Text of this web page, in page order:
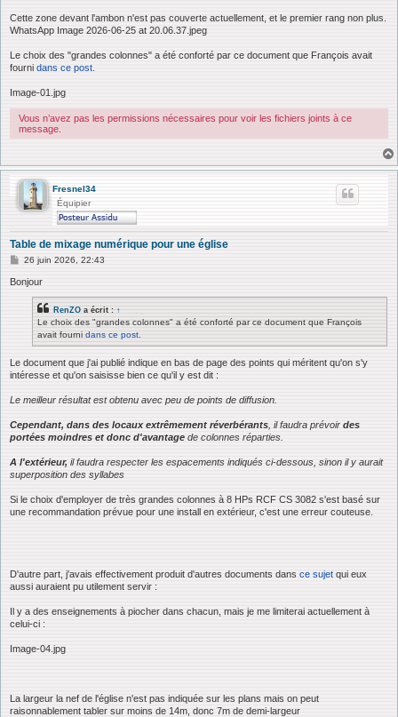
Cette zone devant l'ambon n'est pas couverte actuellement, et le premier rang non plus.
WhatsApp Image 2026-06-25 at 20.06.37.jpeg
Le choix des "grandes colonnes" a été conforté par ce document que François avait
fourni dans ce post
Image-01.jpg
Vous n’avez pas les permissions nécessaires pour voir les fichiers joints à ce
message.
Fresnel34
Équipier
Table de mixage numérique pour une église
M
s
26 juin 2026, 22:43
Bonjour
RenZO a écrit : ↑
Le choix des "grandes colonnes" a été conforté par ce document que François
avait fourni dans ce post
Le document que j'ai publié indique en bas de page des points qui méritent qu'on s'y
intéresse et qu'on saisisse bien ce qu'il y est dit :
Le meilleur résultat est obtenu avec peu de points de diffusion.
Cependant, dans des locaux extrêmement réverbérants , il faudra prévoir des
portées moindres et donc d'avantage de colonnes réparties.
A l'extérieur, il faudra respecter les espacements indiqués ci-dessous, sinon il y aurait
superposition des syllabes
Si le choix d'employer de très grandes colonnes à 8 HPs RCF CS 3082 s'est basé sur
une recommandation prévue pour une install en extérieur, c'est une erreur couteuse.
D'autre part, j'avais effectivement produit d'autres documents dans ce sujet qui eux
aussi auraient pu utilement servir :
Il y a des enseignements à piocher dans chacun, mais je me limiterai actuellement à
celui-ci :
Image-04.jpg
La largeur la nef de l'église n'est pas indiquée sur les plans mais on peut
raisonnablement tabler sur moins de 14m, donc 7m de demi-largeur